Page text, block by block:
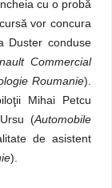
cu o probă
vor concura
Duster conduse
Commercial
Roumanie).
Mihai Petcu
(Automobile
de asistent
).